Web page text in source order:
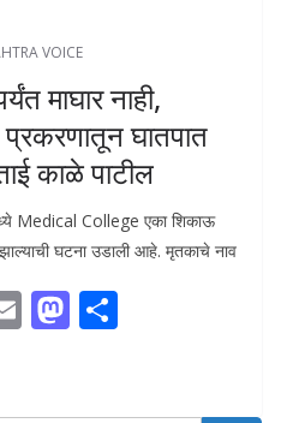
VOICE
माघार नाही,
प्रकरणातून घातपात
काळे पाटील
Medical College एका शिकाऊ
घटना उडाली आहे. मृतकाचे नाव
E M